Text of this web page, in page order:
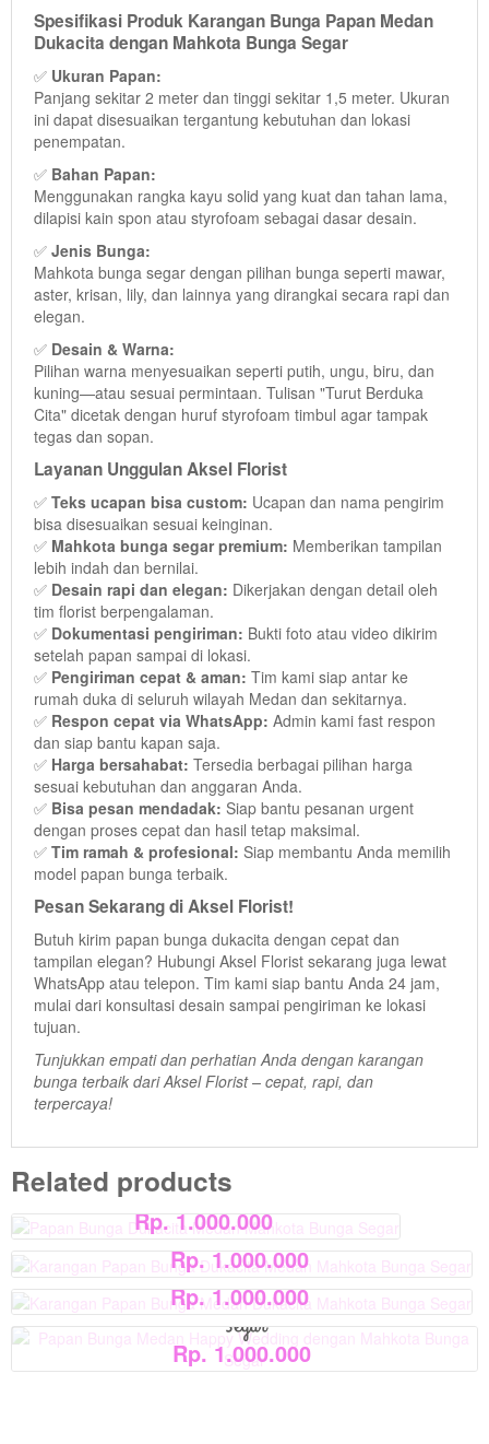
Spesifikasi Produk Karangan Bunga Papan Medan
Dukacita dengan Mahkota Bunga Segar
✅ Ukuran Papan:
Panjang sekitar 2 meter dan tinggi sekitar 1,5 meter. Ukuran
ini dapat disesuaikan tergantung kebutuhan dan lokasi
penempatan.
✅ Bahan Papan:
Menggunakan rangka kayu solid yang kuat dan tahan lama,
dilapisi kain spon atau styrofoam sebagai dasar desain.
✅ Jenis Bunga:
Mahkota bunga segar dengan pilihan bunga seperti mawar,
aster, krisan, lily, dan lainnya yang dirangkai secara rapi dan
elegan.
✅ Desain & Warna:
Pilihan warna menyesuaikan seperti putih, ungu, biru, dan
kuning—atau sesuai permintaan. Tulisan "Turut Berduka
Cita" dicetak dengan huruf styrofoam timbul agar tampak
tegas dan sopan.
Layanan Unggulan Aksel Florist
✅ Teks ucapan bisa custom: Ucapan dan nama pengirim
bisa disesuaikan sesuai keinginan.
✅ Mahkota bunga segar premium: Memberikan tampilan
lebih indah dan bernilai.
✅ Desain rapi dan elegan: Dikerjakan dengan detail oleh
tim florist berpengalaman.
✅ Dokumentasi pengiriman: Bukti foto atau video dikirim
setelah papan sampai di lokasi.
✅ Pengiriman cepat & aman: Tim kami siap antar ke
rumah duka di seluruh wilayah Medan dan sekitarnya.
✅ Respon cepat via WhatsApp: Admin kami fast respon
dan siap bantu kapan saja.
✅ Harga bersahabat: Tersedia berbagai pilihan harga
sesuai kebutuhan dan anggaran Anda.
✅ Bisa pesan mendadak: Siap bantu pesanan urgent
dengan proses cepat dan hasil tetap maksimal.
✅ Tim ramah & profesional: Siap membantu Anda memilih
model papan bunga terbaik.
Pesan Sekarang di Aksel Florist!
Butuh kirim papan bunga dukacita dengan cepat dan
tampilan elegan? Hubungi Aksel Florist sekarang juga lewat
WhatsApp atau telepon. Tim kami siap bantu Anda 24 jam,
mulai dari konsultasi desain sampai pengiriman ke lokasi
tujuan.
Tunjukkan empati dan perhatian Anda dengan karangan
bunga terbaik dari Aksel Florist – cepat, rapi, dan
terpercaya!
Related products
Papan Bunga Dukacita Medan Mahkota Bunga
Segar
Rp. 1.000.000
Karangan Papan Bunga Dukacita Medan Mahkota Bunga
Segar
Rp. 1.000.000
View Detail
Karangan Papan Bunga Medan Dukacita Mahkota Bunga
Segar
Rp. 1.000.000
Papan Bunga Medan Happy Wedding dengan Mahkota Bunga
Segar
Rp. 1.000.000